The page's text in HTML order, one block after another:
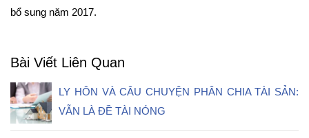
bổ sung năm 2017.
Bài Viết Liên Quan
LY HÔN VÀ CÂU CHUYỆN PHÂN CHIA TÀI SẢN:
VẪN LÀ ĐỀ TÀI NÓNG